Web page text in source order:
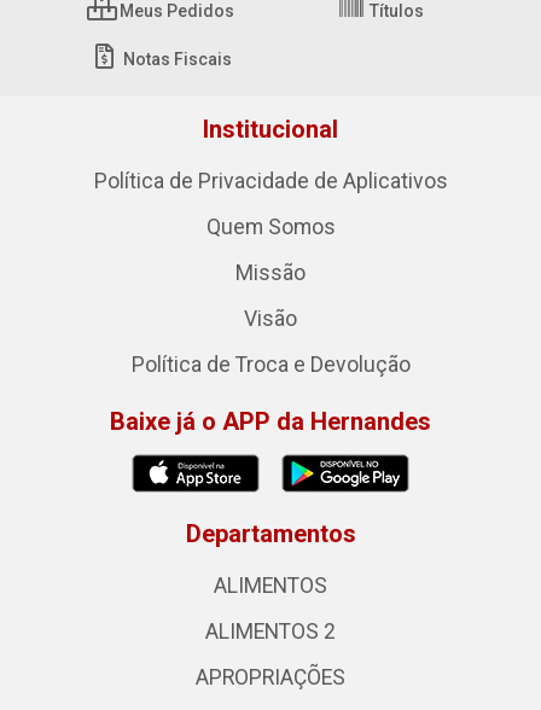
Meus Pedidos Títulos
Notas Fiscais
Institucional
Política de Privacidade de Aplicativos
Quem Somos
Missão
Visão
Política de Troca e Devolução
Baixe já o APP da Hernandes
Departamentos
ALIMENTOS
ALIMENTOS 2
APROPRIAÇÕES